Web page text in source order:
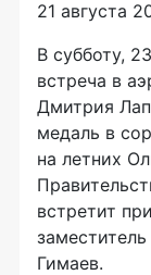
21 августа
В субботу,
встреча в
Дмитрия
медаль в
на летних
встретит
Гимаев.